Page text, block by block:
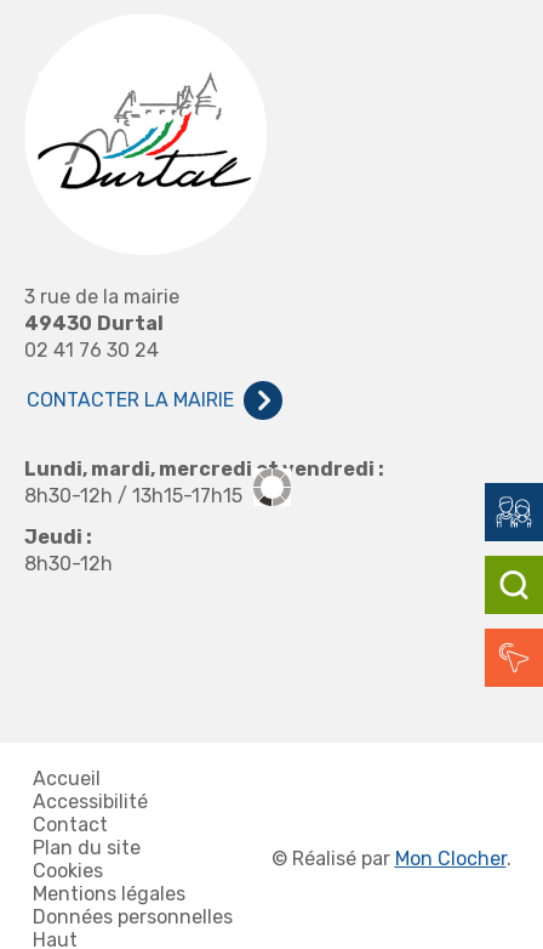
3 rue de la mairie
49430 Durtal
02 41 76 30 24
CONTACTER LA MAIRIE
Lundi, mardi, mercredi et vendredi :
8h30-12h / 13h15-17h15
Jeudi :
8h30-12h
Accueil
Accessibilité
Contact
Plan du site
Cookies
Mentions légales
Données personnelles
Haut
© Réalisé par Mon Clocher.